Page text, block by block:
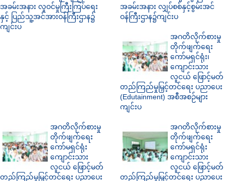
အခမ်းအနား လူဝင်မှုကြီးကြပ်ရေး
နှင့် ပြည်သူ့အင်အားဝန်ကြီးဌာန၌
ကျင်းပ
အခမ်းအနား လျှပ်စစ်နှင့်စွမ်းအင်
ဝန်ကြီးဌာန၌ကျင်းပ
အဂတိလိုက်စားမှု
တိုက်ဖျက်ရေး
ကော်မရှင်ရုံး၊
ကျောင်းသား
လူငယ် ဖြောင့်မတ်
တည်ကြည်မှုမြှင့်တင်ရေး ပညာပေး
(Edutainment) အစီအစဉ်များ
ကျင်းပ
အဂတိလိုက်စားမှု
တိုက်ဖျက်ရေး
ကော်မရှင်ရုံး
ကျောင်းသား
လူငယ် ဖြောင့်မတ်
တည်ကြည်မှုမြှင့်တင်ရေး ပညာပေး
အဂတိလိုက်စားမှု
တိုက်ဖျက်ရေး
ကော်မရှင်ရုံး
ကျောင်းသား
လူငယ် ဖြောင့်မတ်
တည်ကြည်မှုမြှင့်တင်ရေး ပညာပေး